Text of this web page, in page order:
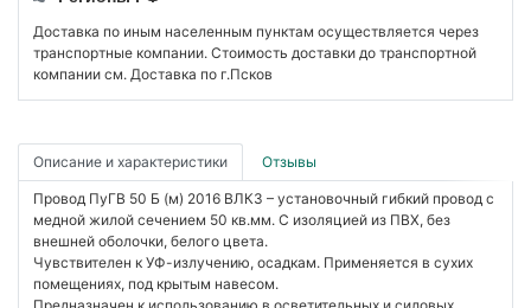
Доставка по иным населенным пунктам осуществляется через
транспортные компании. Стоимость доставки до транспортной
компании см. Доставка по г.Псков
Описание и характеристики Отзывы
Провод ПуГВ 50 Б (м) 2016 ВЛКЗ – установочный гибкий провод с
медной жилой сечением 50 кв.мм. С изоляцией из ПВХ, без
внешней оболочки, белого цвета.
Чувствителен к УФ-излучению, осадкам. Применяется в сухих
помещениях, под крытым навесом.